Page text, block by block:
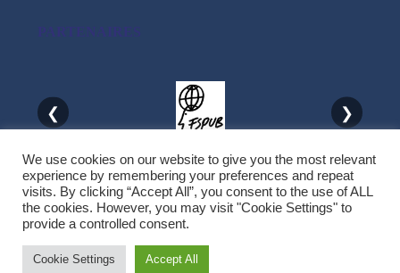
❮ ❯
Copyright © 2026 Villa Noël. All Rights Reserved
We use cookies on our website to give you the most relevant
experience by remembering your preferences and repeat
visits. By clicking “Accept All”, you consent to the use of ALL
the cookies. However, you may visit "Cookie Settings" to
provide a controlled consent.
Cookie Settings Accept All